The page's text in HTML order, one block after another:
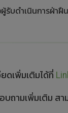
บดำเนินการฝ่าฝื
ดเพิ่มเติมได้ที่
ามเพิ่มเติม สา